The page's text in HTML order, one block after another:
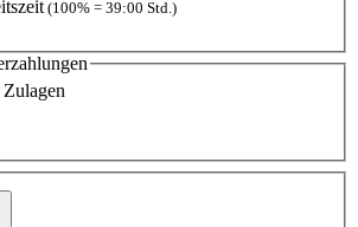
(100% = 39:00 Std.)